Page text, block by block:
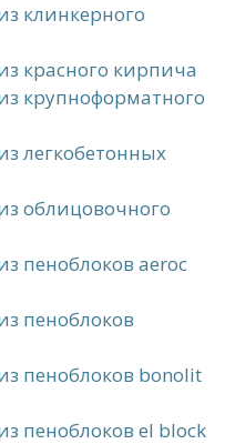
клинкерного
красного кирпича
крупноформатного
легкобетонных
облицовочного
пеноблоков aeroc
пеноблоков
пеноблоков bonolit
пеноблоков el block